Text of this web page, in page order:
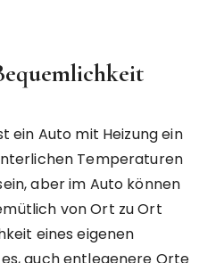
ein Auto mit Heizung ein
Temperaturen
aber im Auto können
von Ort zu Ort
eines eigenen
auch entlegenere Orte